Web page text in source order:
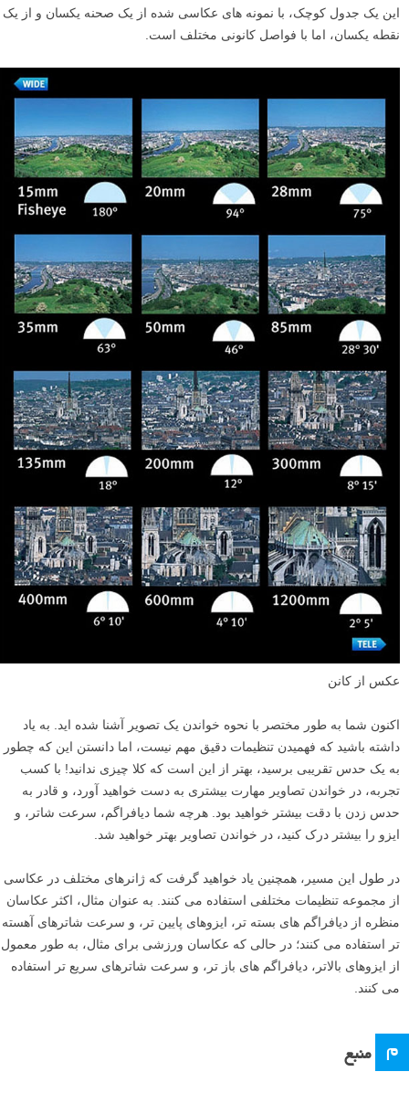
این یک جدول کوچک، با نمونه های عکاسی شده از یک صحنه یکسان و از یک
نقطه یکسان، اما با فواصل کانونی مختلف است.
عکس از کانن
اکنون شما به طور مختصر با نحوه خواندن یک تصویر آشنا شده اید. به یاد
داشته باشید که فهمیدن تنظیمات دقیق مهم نیست، اما دانستن این که چطور
به یک حدس تقریبی برسید، بهتر از این است که کلا چیزی ندانید! با کسب
تجربه، در خواندن تصاویر مهارت بیشتری به دست خواهید آورد، و قادر به
حدس زدن با دقت بیشتر خواهید بود. هرچه شما دیافراگم، سرعت شاتر، و
ایزو را بیشتر درک کنید، در خواندن تصاویر بهتر خواهید شد.
در طول این مسیر، همچنین یاد خواهید گرفت که ژانرهای مختلف در عکاسی
از مجموعه تنظیمات مختلفی استفاده می کنند. به عنوان مثال، اکثر عکاسان
منظره از دیافراگم های بسته تر، ایزوهای پایین تر، و سرعت شاترهای آهسته
تر استفاده می کنند؛ در حالی که عکاسان ورزشی برای مثال، به طور معمول
از ایزوهای بالاتر، دیافراگم های باز تر، و سرعت شاترهای سریع تر استفاده
می کنند.
م منبع